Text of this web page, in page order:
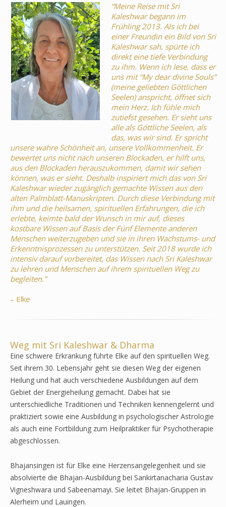
“Meine Reise mit Sri
Kaleshwar begann im
Frühling 2013. Als ich bei
einer Freundin ein Bild von Sri
Kaleshwar sah, spürte ich
direkt eine tiefe Verbindung
zu ihm. Wenn ich lese, dass er
uns mit “My dear divine Souls”
(meine geliebten Göttlichen
Seelen) anspricht, öffnet sich
mein Herz. Ich fühle mich
zutiefst gesehen. Er sieht uns
alle als Göttliche Seelen, als
das, was wir sind. Er spricht
unsere wahre Schönheit an, unsere Vollkommenheit. Er
bewertet uns nicht nach unseren Blockaden, er hilft uns,
aus den Blockaden herauszukommen, damit wir sehen
können, was er sieht. Deshalb inspiriert mich das von Sri
Kaleshwar wieder zugänglich gemachte Wissen aus den
alten Palmblatt-Manuskripten. Durch diese Verbindung mit
ihm und die heilsamen, spirituellen Erfahrungen, die ich
erlebte, keimte bald der Wunsch in mir auf, dieses
kostbare Wissen auf Basis der Fünf Elemente anderen
Menschen weiterzugeben und sie in ihren Wachstums- und
Erkenntnisprozessen zu unterstützen. Seit 2018 wurde ich
intensiv darauf vorbereitet, das Wissen nach Sri Kaleshwar
zu lehren und Menschen auf ihrem spirituellen Weg zu
begleiten.”
– Elke
Weg mit Sri Kaleshwar & Dharma
Eine schwere Erkrankung führte Elke auf den spirituellen Weg.
Seit ihrem 30. Lebensjahr geht sie diesen Weg der eigenen
Heilung und hat auch verschiedene Ausbildungen auf dem
Gebiet der Energieheilung gemacht. Dabei hat sie
unterschiedliche Traditionen und Techniken kennengelernt und
praktiziert sowie eine Ausbildung in psychologischer Astrologie
als auch eine Fortbildung zum Heilpraktiker für Psychotherapie
abgeschlossen.
Bhajansingen ist für Elke eine Herzensangelegenheit und sie
absolvierte die Bhajan-Ausbildung bei Sankirtanacharia Gustav
Vigneshwara und Sabeenamayi. Sie leitet Bhajan-Gruppen in
Alerheim und Lauingen.